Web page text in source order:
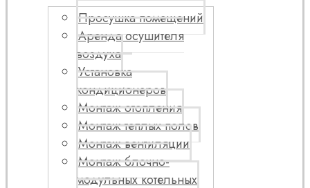
Просушка помещений
Аренда осушителя
воздуха
Установка
кондиционеров
Монтаж отопления
Монтаж теплых полов
Монтаж вентиляции
Монтаж блочно-
модульных котельных